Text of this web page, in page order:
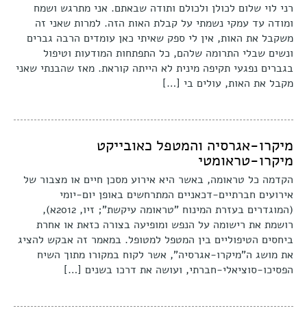
רני לוי שלום לכולן ולכולם ותודה שבאתם. אני מתרגש ושמח
ומודה עד עמקי נשמתי על קבלת האות הזה. למרות שאני זה
משקבל את האות, אין לי ספק שאיתי כאן עומדים הרבה גברים
ונשים שבלי התרומה שלהם, כל התפתחות המודעות וטיפול
בגברים נפגעי תקיפה מינית לא הייתה קוראת. מאז שהבנתי שאני
מקבל את האות, עולים בי […]
מיקרו-אגרסיה והמטפל כאובייקט
מיקרו-טראומטי
הקדמה כל טראומה, באשר היא אירוע מסכן חיים או מצבור של
אירועים חברתיים-דכאניים המתרחשים באופן יום-יומי
(המוגדרים בעזרת המינוח "טראומה עיקשת"; זיו, 2012א),
רושמת את רישומה על הנפש ומופיעה בצורה כזאת או אחרת
ביחסים הטיפוליים בין המטפל למטופל. במאמר זה אבקש להציג
את מושג ה"מיקרו-אגרסיה", אשר לקוח במקורו מתוך השיח
הפסיכו-סוציאלי-חברתי, ועושה את דרכו בשנים […]